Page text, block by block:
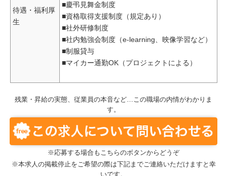
待遇・福利厚
生
■慶弔見舞金制度
■資格取得支援制度（規定あり）
■社外研修制度
■社内勉強会制度（e-learning、映像学習など）
■制服貸与
■マイカー通勤OK（プロジェクトによる）
残業・昇給の実態、従業員の本音など…この職場の内情がわかりま
す。
※応募する場合もこちらのボタンからどうぞ
※本求人の掲載停止をご希望の際は下記までご連絡いただけますと幸
いです。